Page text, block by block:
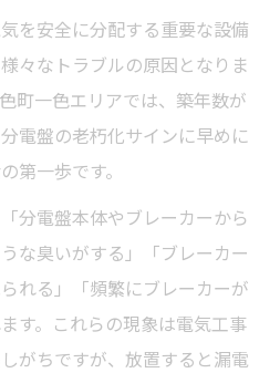
を安全に分配する重要な設備
々なトラブルの原因となりま
町一色エリアでは、築年数が
電盤の老朽化サインに早めに
第一歩です。
分電盤本体やブレーカーから
な臭いがする」「ブレーカー
れる」「頻繁にブレーカーが
す。これらの現象は電気工事
がちですが、放置すると漏電